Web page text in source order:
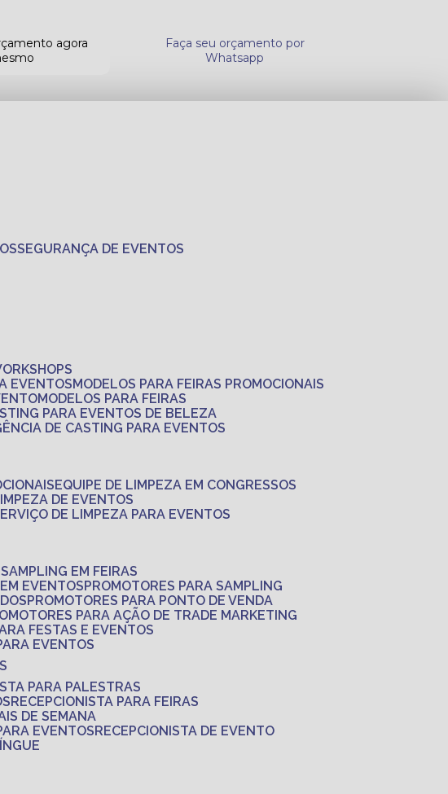
agora
Faça seu orçamento por
Whatsapp
SEGURANÇA DE EVENTOS
EVENTOS
MODELOS PARA FEIRAS PROMOCIONAIS
MODELOS PARA FEIRAS
PARA EVENTOS DE BELEZA
DE CASTING PARA EVENTOS
EQUIPE DE LIMPEZA EM CONGRESSOS
LIMPEZA DE EVENTOS
SERVIÇO DE LIMPEZA PARA EVENTOS
SAMPLING EM FEIRAS
EVENTOS
PROMOTORES PARA SAMPLING
PROMOTORES PARA PONTO DE VENDA
PARA AÇÃO DE TRADE MARKETING
FESTAS E EVENTOS
EVENTOS
PARA PALESTRAS
RECEPCIONISTA PARA FEIRAS
DE SEMANA
EVENTOS
RECEPCIONISTA DE EVENTO